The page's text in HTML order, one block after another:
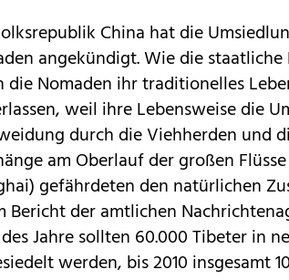
China hat die
angekündigt. Wie die
die Nomaden ihr traditionelles
weil ihre Lebensweise die
durch die Viehherden und
am Oberlauf der großen
gefährdeten den natürlichen
Bericht der amtlichen
Jahre sollten 60.000 Tibeter in
werden, bis 2010 insgesamt